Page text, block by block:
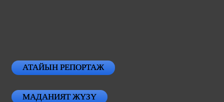
АТАЙЫН РЕПОРТАЖ
МАДАНИЯТ ЖҮЗҮ